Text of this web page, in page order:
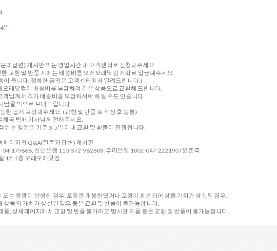
일
과답변) 게시판 또는 영업시간 내 고객센터로 신청해주세요.
교환 및 반품 시에는 배송비를 오래오래닷컴 계좌로 입금해주세요.
이 듭니다. 정확한 금액은 고객센터에서 알려드립니다.)
래닷컴이 배송비를 부담하여 같은 상품으로 교환해 드립니다.
객님께서 추가 배송비를 부담하셔야 하실 수도 있습니다.
님을 댁으로 보내드립니다.
한 곱게 포장해주세요. (교환 및 반품 표 작성 후 동봉)
체국 택배 기사님께 전해주세요.
후 영업일 기준 3-5일 이내 교환 및 환불이 진행됩니다.
페이지의 Q&A(질문과 답변) 게시판
04-179868, 신한은행 110-372-962603, 우리은행 1002-047-222190 / 윤준국
12, 1층 오래오래닷컴
는 불량이 발생한 경우, 포장을 개봉하였거나 포장이 훼손되어 상품 가치가 상실된 경우,
상품의 가치가 상실된 경우 등은 교환 및 반품이 불가능합니다.
품, 상세페이지에서 교환 및 반품 불가라고 명시한 제품 등은 교환 및 반품이 불가능합니다.